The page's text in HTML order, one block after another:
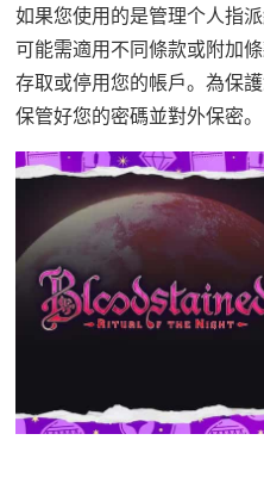
如果您使用的是管理个人指
可能需適用不同條款或附加
存取或停用您的帳戶。為保
保管好您的密碼並對外保密。